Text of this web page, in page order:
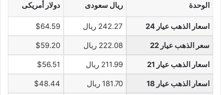
الوحدة
ريال سعودى دولار أمريكى
اسعار الذهب عيار 24 242.27 ريال $64.59
سعر الذهب عيار 22 222.08 ريال $59.20
اسعار الذهب عيار 21 211.99 ريال $56.51
اسعار الذهب عيار 18 181.70 ريال $48.44